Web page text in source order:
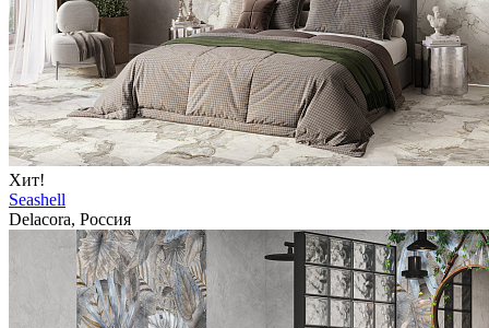
Хит!
Seashell
Delacora, Россия